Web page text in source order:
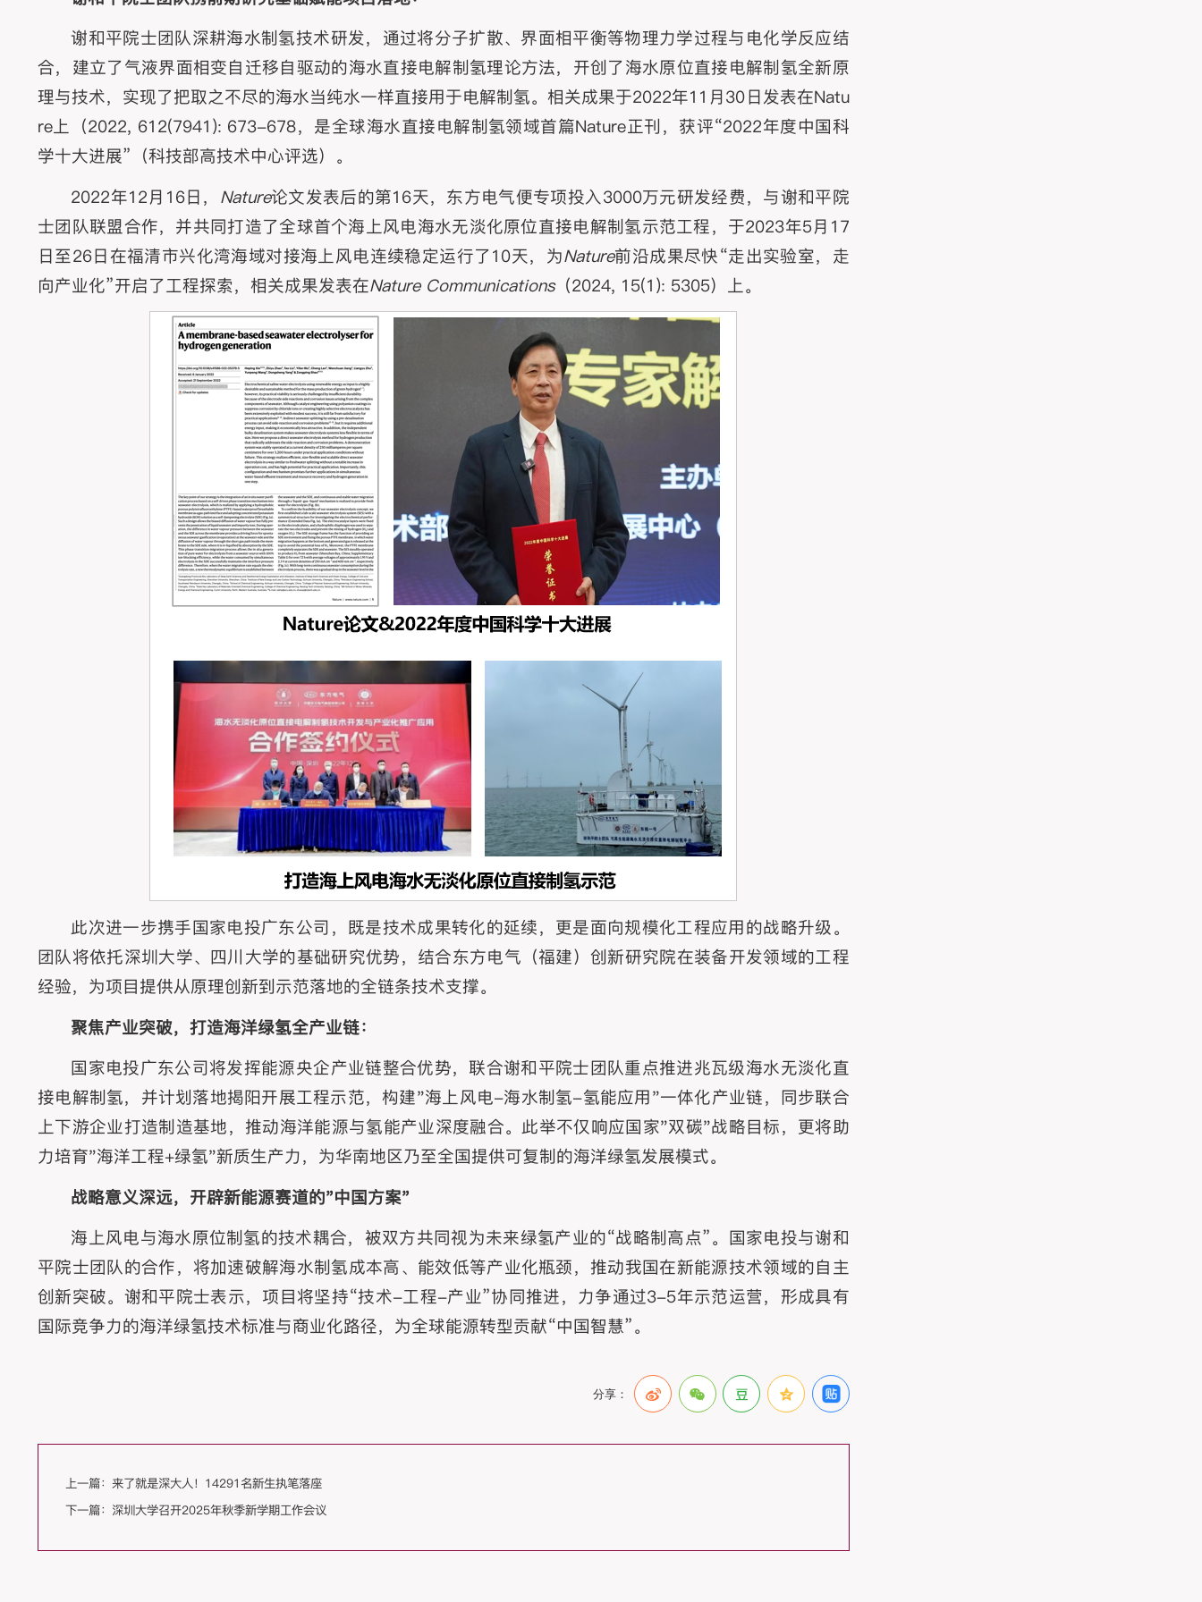
谢和平院士团队深耕海水制氢技术研发，通过将分子扩散、界面相平衡等物理力学过程与电化学反应结
合，建立了气液界面相变自迁移自驱动的海水直接电解制氢理论方法，开创了海水原位直接电解制氢全新原
理与技术，实现了把取之不尽的海水当纯水一样直接用于电解制氢。相关成果于2022年11月30日发表在Natu
re上（2022, 612(7941): 673-678，是全球海水直接电解制氢领域首篇Nature正刊，获评“2022年度中国科
学十大进展”（科技部高技术中心评选）。
2022年12月16日， Nature论文发表后的第16天，东方电气便专项投入3000万元研发经费，与谢和平院
士团队联盟合作，并共同打造了全球首个海上风电海水无淡化原位直接电解制氢示范工程，于2023年5月17
日至26日在福清市兴化湾海域对接海上风电连续稳定运行了10天，为Nature前沿成果尽快“走出实验室，走
向产业化”开启了工程探索，相关成果发表在Nature Communications（2024, 15(1): 5305）上。
此次进一步携手国家电投广东公司，既是技术成果转化的延续，更是面向规模化工程应用的战略升级。
团队将依托深圳大学、四川大学的基础研究优势，结合东方电气（福建）创新研究院在装备开发领域的工程
经验，为项目提供从原理创新到示范落地的全链条技术支撑。
聚焦产业突破，打造海洋绿氢全产业链：
国家电投广东公司将发挥能源央企产业链整合优势，联合谢和平院士团队重点推进兆瓦级海水无淡化直
接电解制氢，并计划落地揭阳开展工程示范，构建"海上风电-海水制氢-氢能应用"一体化产业链，同步联合
上下游企业打造制造基地，推动海洋能源与氢能产业深度融合。此举不仅响应国家"双碳"战略目标，更将助
力培育"海洋工程+绿氢"新质生产力，为华南地区乃至全国提供可复制的海洋绿氢发展模式。
战略意义深远，开辟新能源赛道的"中国方案"
海上风电与海水原位制氢的技术耦合，被双方共同视为未来绿氢产业的“战略制高点”。国家电投与谢和
平院士团队的合作，将加速破解海水制氢成本高、能效低等产业化瓶颈，推动我国在新能源技术领域的自主
创新突破。谢和平院士表示，项目将坚持“技术-工程-产业”协同推进，力争通过3-5年示范运营，形成具有
国际竞争力的海洋绿氢技术标准与商业化路径，为全球能源转型贡献“中国智慧”。
分享：
上一篇：来了就是深大人！14291名新生执笔落座
下一篇： 深圳大学召开2025年秋季新学期工作会议